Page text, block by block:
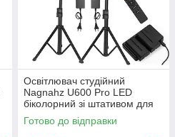
Освітлювач студійний
Nagnahz U600 Pro LED
біколорний зі штативом для
відеозйомки Love&Life -
online-multimarket-
Готово до відправки